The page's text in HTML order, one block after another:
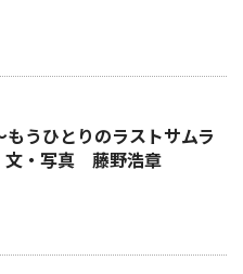
もうひとりのラストサムラ
・写真 藤野浩章